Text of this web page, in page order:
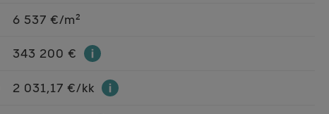
6 537 €/m²
343 200 €
2 031,17 €/kk